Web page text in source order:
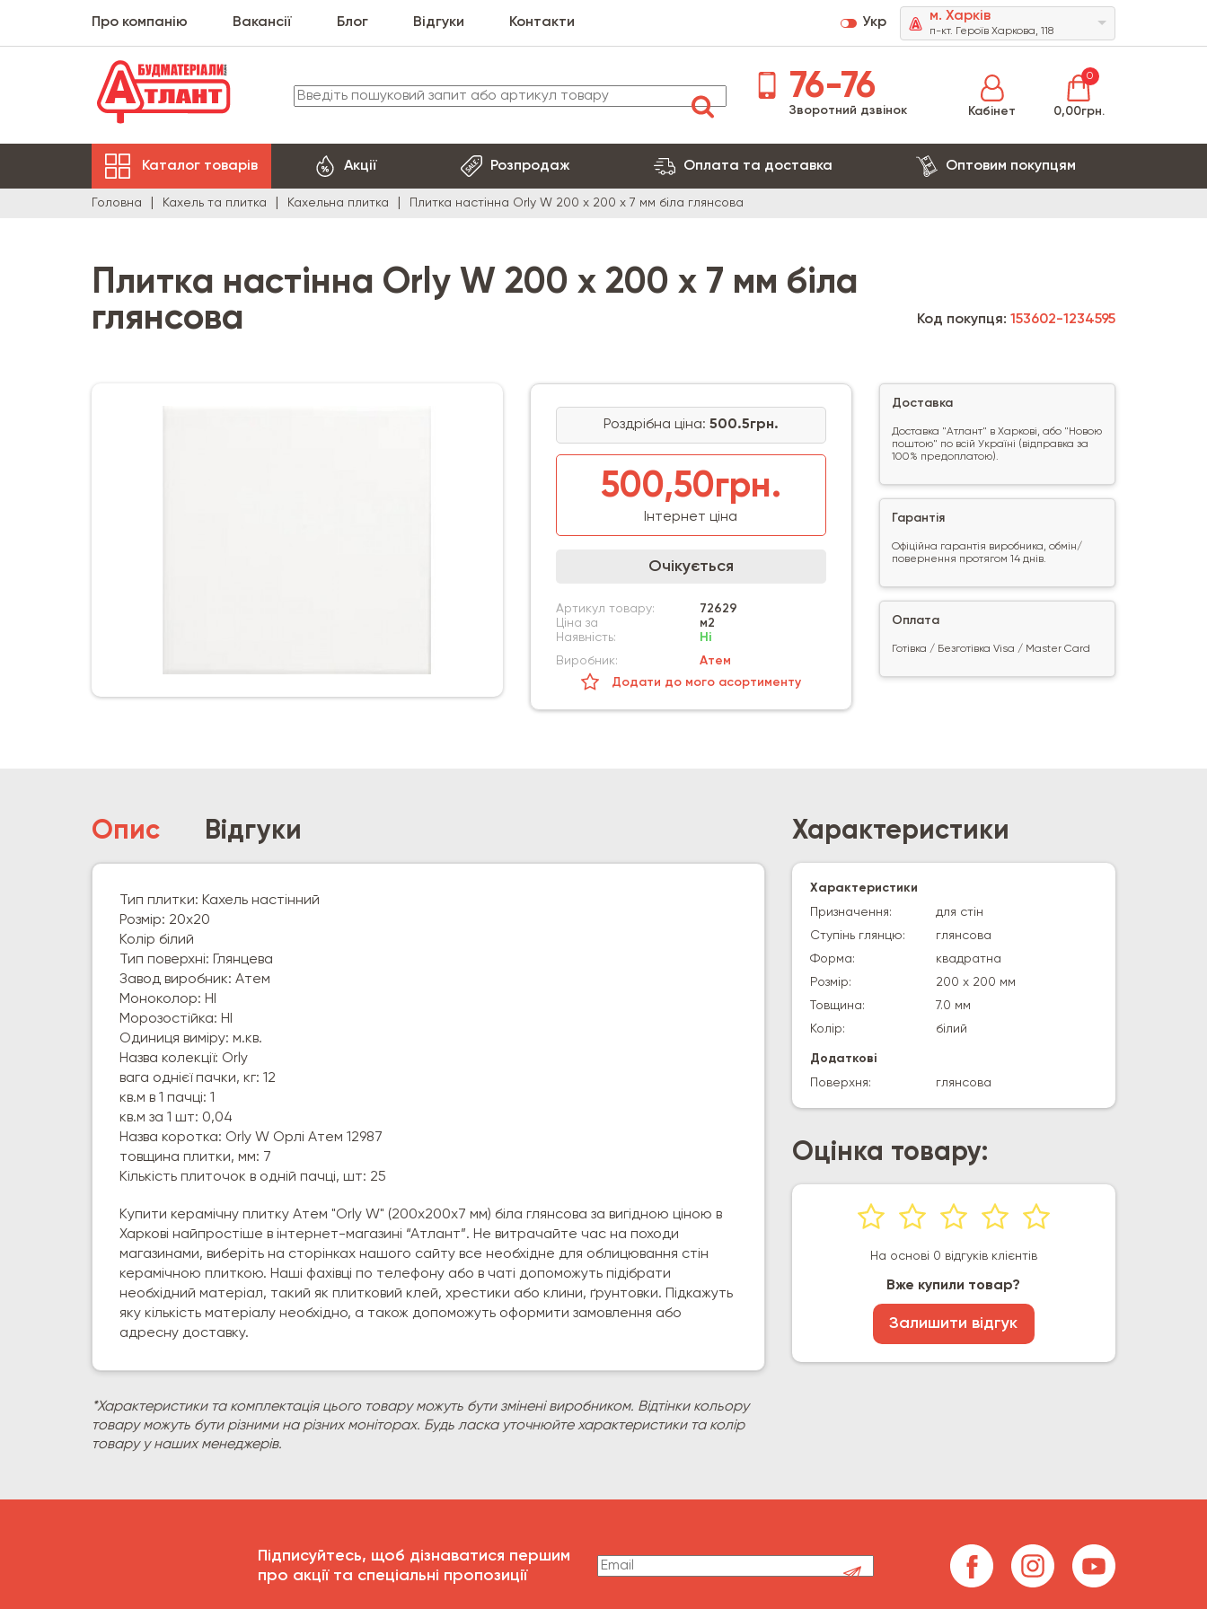
Про компанію Вакансії Блог Відгуки Контакти Укр м. Харків
п-кт. Героїв Харкова, 118
76-76
Зворотний дзвінок Кабінет
0
0,00грн.
Каталог товарів Акції Розпродаж Оплата та доставка Оптовим покупцям
Головна Кахель та плитка Кахельна плитка Плитка настінна Orly W 200 х 200 х 7 мм біла глянсова
Плитка настінна Orly W 200 х 200 х 7 мм біла
глянсова
Роздрібна ціна: 500.5грн.
500,50грн.
Інтернет ціна
Очікується
Артикул товару:
72629
Ціна за
м2
Наявність:
Ні
Виробник:
Атем
Додати до мого асортименту
Код покупця: 153602-1234595
Доставка
Доставка "Атлант" в Харкові, або "Новою
поштою" по всій Україні (відправка за
100% предоплатою).
Гарантія
Офіційна гарантія виробника, обмін/
повернення протягом 14 днів.
Оплата
Готівка / Безготівка Visa / Master Card
Опис Відгуки
Тип плитки: Кахель настінний
Розмір: 20х20
Колір білий
Тип поверхні: Глянцева
Завод виробник: Атем
Моноколор: НІ
Морозостійка: НІ
Одиниця виміру: м.кв.
Назва колекції: Orly
вага однієї пачки, кг: 12
кв.м в 1 пачці: 1
кв.м за 1 шт: 0,04
Назва коротка: Orly W Орлі Атем 12987
товщина плитки, мм: 7
Кількість плиточок в одній пачці, шт: 25
Купити керамічну плитку Атем "Orly W" (200х200х7 мм) біла глянсова за вигідною ціною в
Харкові найпростіше в інтернет-магазині “Атлант”. Не витрачайте час на походи
магазинами, виберіть на сторінках нашого сайту все необхідне для облицювання стін
керамічною плиткою. Наші фахівці по телефону або в чаті допоможуть підібрати
необхідний матеріал, такий як плитковий клей, хрестики або клини, ґрунтовки. Підкажуть
яку кількість матеріалу необхідно, а також допоможуть оформити замовлення або
адресну доставку.
*Характеристики та комплектація цього товару можуть бути змінені виробником. Відтінки кольору
товару можуть бути різними на різних моніторах. Будь ласка уточнюйте характеристики та колір
товару у наших менеджерів.
Характеристики
Характеристики
Призначення:
для стін
Ступінь глянцю:
глянсова
Форма:
квадратна
Розмір:
200 х 200 мм
Товщина:
7.0 мм
Колір:
білий
Додаткові
Поверхня:
глянсова
Оцінка товару:
На основі 0 відгуків клієнтів
Вже купили товар?
Залишити відгук
Підписуйтесь, щоб дізнаватися першим
про акції та спеціальні пропозиції